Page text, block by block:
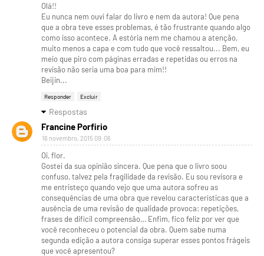
Olá!!
Eu nunca nem ouvi falar do livro e nem da autora! Que pena
que a obra teve esses problemas, é tão frustrante quando algo
como isso acontece. A estória nem me chamou a atenção,
muito menos a capa e com tudo que você ressaltou... Bem, eu
meio que piro com páginas erradas e repetidas ou erros na
revisão não seria uma boa para mim!!
Beijin...
Responder Excluir
Respostas
Francine Porfirio
16 novembro, 2015 09:06
Oi, flor.
Gostei da sua opinião sincera. Que pena que o livro soou
confuso, talvez pela fragilidade da revisão. Eu sou revisora e
me entristeço quando vejo que uma autora sofreu as
consequências de uma obra que revelou características que a
ausência de uma revisão de qualidade provoca: repetições,
frases de difícil compreensão… Enfim, fico feliz por ver que
você reconheceu o potencial da obra. Quem sabe numa
segunda edição a autora consiga superar esses pontos frágeis
que você apresentou?